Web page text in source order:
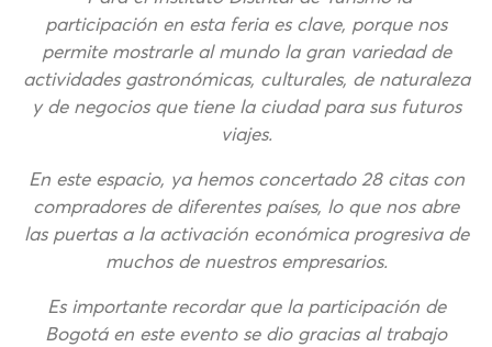
participación en esta feria es clave, porque nos
permite mostrarle al mundo la gran variedad de
actividades gastronómicas, culturales, de naturaleza
y de negocios que tiene la ciudad para sus futuros
viajes.
En este espacio, ya hemos concertado 28 citas con
compradores de diferentes países, lo que nos abre
las puertas a la activación económica progresiva de
muchos de nuestros empresarios.
Es importante recordar que la participación de
Bogotá en este evento se dio gracias al trabajo